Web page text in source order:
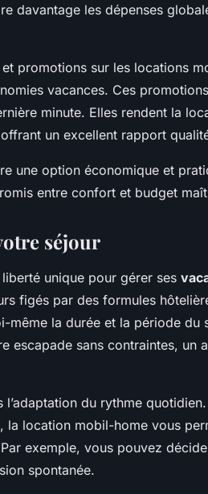
davantage les dépenses
promotions sur les locations
vacances. Ces
minute. Elles rendent la
un excellent rapport
une option économique et
entre confort et budget
séjour
unique pour gérer ses
figés par des formules
la durée et la période du
escapade sans contraintes, un
du rythme
la location mobil-home vous
exemple, vous pouvez
spontanée.